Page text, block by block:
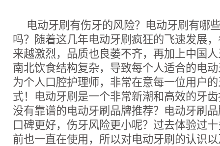
电动牙刷有伤牙的风险？电动牙刷有哪
吗？随着这几年电动牙刷疯狂的飞速发展
来越激烈，品质也良萎不齐，再加上中国
南北饮食结构复杂，导致每个人适合的电
为个人口腔护理师，非常在意每一位用户
式！电动牙刷是一个非常新潮和高效的牙
没有靠谱的电动牙刷品牌推荐？电动牙刷
口碑更好，伤牙风险更小呢？过去体验过
前也一直在使用，所以对电动牙刷的认识